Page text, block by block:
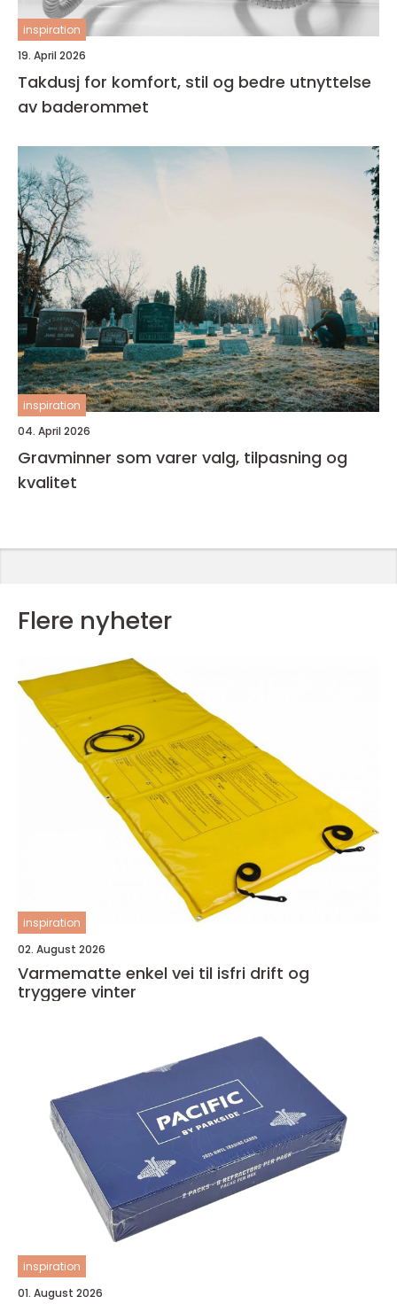
inspiration
19. April 2026
Takdusj for komfort, stil og bedre utnyttelse
av baderommet
inspiration
04. April 2026
Gravminner som varer valg, tilpasning og
kvalitet
Flere nyheter
inspiration
02. August 2026
Varmematte enkel vei til isfri drift og
tryggere vinter
inspiration
01. August 2026